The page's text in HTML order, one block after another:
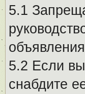
5.1
5.2 Если
снабдите